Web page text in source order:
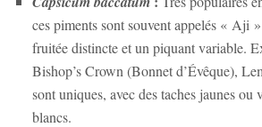
ces piments sont souvent appelés « Aji
fruitée distincte et un piquant variable.
Bishop’s Crown (Bonnet d’Évêque),
sont uniques, avec des taches jaunes ou
blancs.